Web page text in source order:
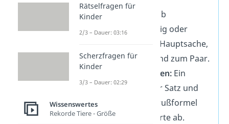
Gefühl zeigen:
Ob
romantisch, witzig oder
nachdenklich — Hauptsache,
es passt zu dir und zum Paar.
Schön abschließen: Ein
liebevoller letzter Satz und
eine herzliche Grußformel
runden deine Karte ab.
Rätselfragen für
Kinder
2/3 – Dauer: 03:16
Scherzfragen für
Kinder
3/3 – Dauer: 02:29
Wissenswertes
Rekorde Tiere - Größe